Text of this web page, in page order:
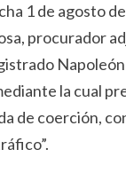
1 de agosto
procurador
la cual
de coerción,